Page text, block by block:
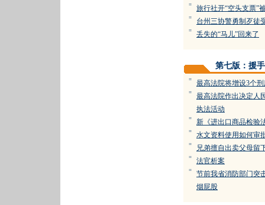
= 旅行社开“空头支票”
= 台州三协警勇制歹徒
= 丢失的“马儿”回来了
第七版：援手
= 最高法院将增设3个
=
最高法院作出决定人
执法活动
= 新《进出口商品检验
= 水文资料使用如何审
= 兄弟擅自出卖父母留
= 法官析案
=
节前我省消防部门突
烟屁股